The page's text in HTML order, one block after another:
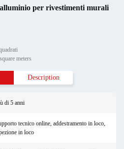
per rivestimenti murali
meters
Description
di 5 anni
tecnico online, addestramento in loco,
in loco